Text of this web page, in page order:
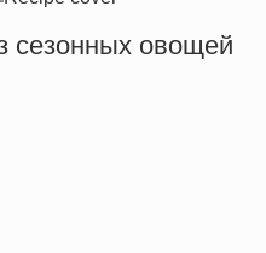
сезонных овощей